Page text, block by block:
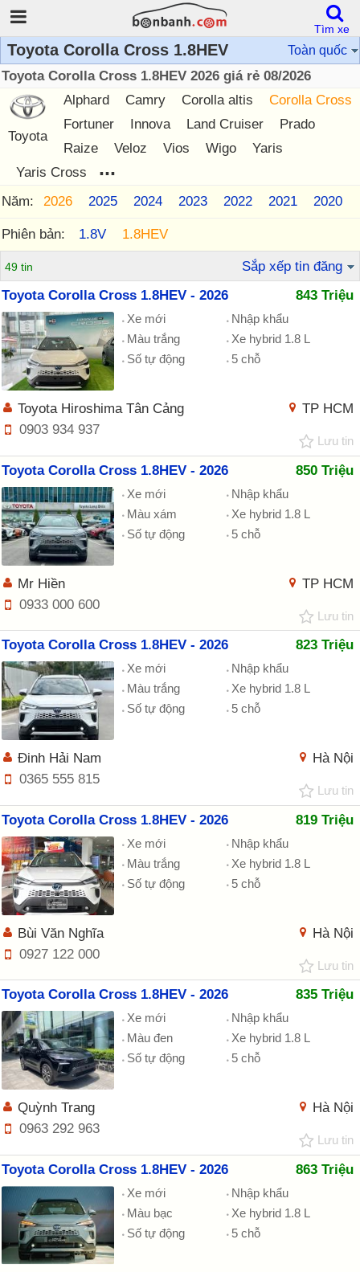
Toyota Corolla Cross 1.8HEV Toàn quốc
Toyota Corolla Cross 1.8HEV 2026 giá rẻ 08/2026
Toyota
Alphard Camry Corolla altis
Corolla Cross
Fortuner
Innova Land Cruiser
Prado
Raize
Veloz Vios Wigo
Yaris
Yaris Cross
...
Năm: 2026 2025 2024 2023 2022 2021 2020
Phiên bản: 1.8V 1.8HEV
49 tin
Sắp xếp tin đăng
Toyota Corolla Cross 1.8HEV - 2026
843 Triệu
Xe mới
Nhập khẩu
Màu trắng
Xe hybrid 1.8 L
Số tự động
5 chỗ
TP HCM
Toyota Hiroshima Tân Cảng
0903 934 937
Lưu tin
Toyota Corolla Cross 1.8HEV - 2026 850 Triệu
Xe mới
Nhập khẩu
Màu xám
Xe hybrid 1.8 L
Số tự động
5 chỗ
TP HCM
Mr Hiền
0933 000 600
Lưu tin
Toyota Corolla Cross 1.8HEV - 2026 823 Triệu
Xe mới
Nhập khẩu
Màu trắng
Xe hybrid 1.8 L
Số tự động
5 chỗ
Hà Nội
Đinh Hải Nam
0365 555 815
Lưu tin
Toyota Corolla Cross 1.8HEV - 2026 819 Triệu
Xe mới
Nhập khẩu
Màu trắng
Xe hybrid 1.8 L
Số tự động
5 chỗ
Hà Nội
Bùi Văn Nghĩa
0927 122 000
Lưu tin
Toyota Corolla Cross 1.8HEV - 2026 835 Triệu
Xe mới
Nhập khẩu
Màu đen
Xe hybrid 1.8 L
Số tự động
5 chỗ
Hà Nội
Quỳnh Trang
0963 292 963
Lưu tin
Toyota Corolla Cross 1.8HEV - 2026 863 Triệu
Xe mới
Nhập khẩu
Màu bạc
Xe hybrid 1.8 L
Số tự động
5 chỗ
Tìm xe